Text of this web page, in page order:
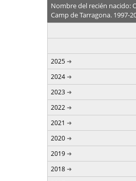
Nombre del recién nacido:
Camp de Tarragona. 1997-
2025
2024
2023
2022
2021
2020
2019
2018